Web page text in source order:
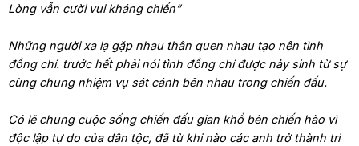
Lòng vẫn cười vui kháng chiến”
Những người xa lạ gặp nhau thân quen nhau tạo nên tình
đồng chí. trước hết phải nói tình đồng chí được nảy sinh từ sự
cùng chung nhiệm vụ sát cánh bên nhau trong chiến đấu.
Có lẽ chung cuộc sống chiến đấu gian khổ bên chiến hào vì
độc lập tự do của dân tộc, đã từ khi nào các anh trở thành tri